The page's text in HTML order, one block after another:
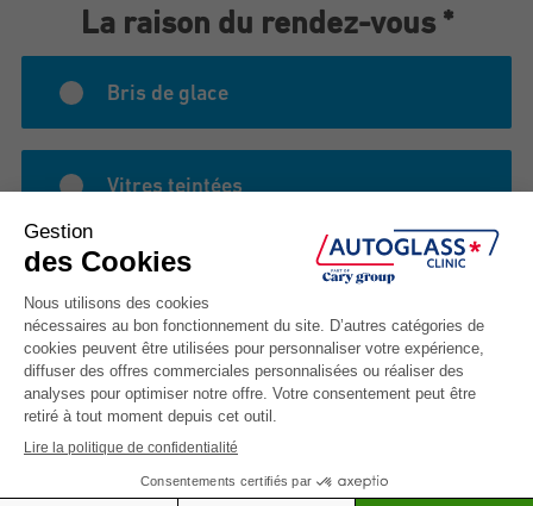
La raison du rendez-vous *
Bris de glace
Vitres teintées
Autre raison